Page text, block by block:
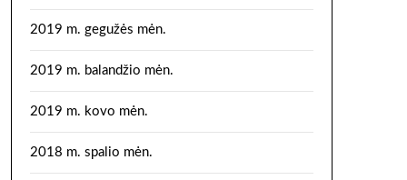
2019 m. gegužės mėn.
2019 m. balandžio mėn.
2019 m. kovo mėn.
2018 m. spalio mėn.